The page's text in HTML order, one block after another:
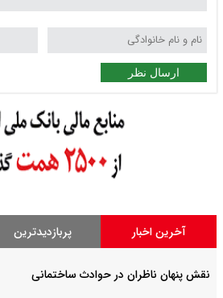
ارسال نظر
آخرین اخبار پربازدیدترین
نقش پنهان ناظران در حوادث ساختمانی